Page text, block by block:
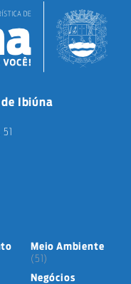
Ibiúna
Meio Ambiente
(51)
Negócios